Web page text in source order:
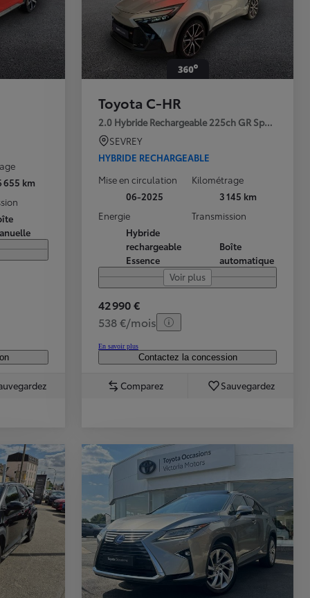
655 km
Toyota C-HR
2.0 Hybride Rechargeable 225ch GR Sport
SEVREY
HYBRIDE RECHARGEABLE
Mise en circulation
06-2025
Kilométrage
3 145 km
Energie
Hybride
rechargeable
Essence
Transmission
Boîte
automatique
Voir plus
42 990 €
538 €/mois
En savoir plus
Contactez la concession
Comparez Sauvegardez